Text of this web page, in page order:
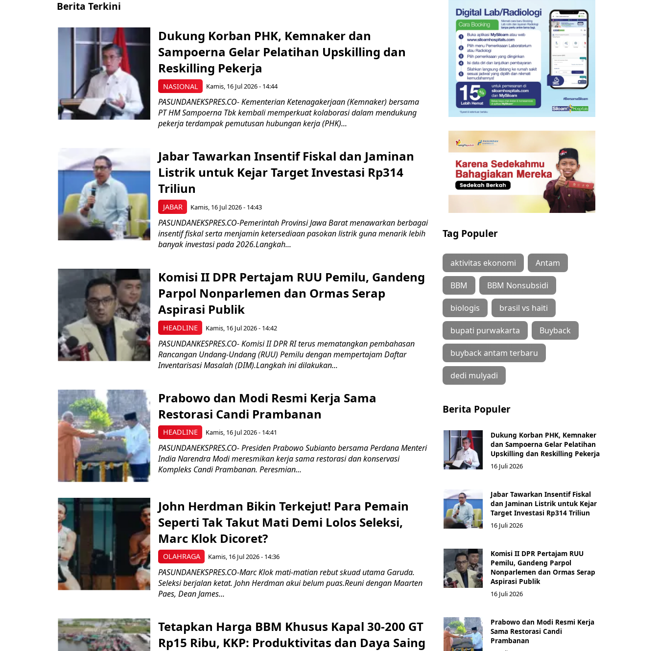
Berita Terkini
NASIONAL
Dukung Korban PHK, Kemnaker dan
Sampoerna Gelar Pelatihan Upskilling dan
Reskilling Pekerja
Kamis, 16 Jul 2026 - 14:44
PASUNDANEKSPRES.CO- Kementerian Ketenagakerjaan (Kemnaker) bersama
PT HM Sampoerna Tbk kembali memperkuat kolaborasi dalam mendukung
pekerja terdampak pemutusan hubungan kerja (PHK)...
JABAR
Jabar Tawarkan Insentif Fiskal dan Jaminan
Listrik untuk Kejar Target Investasi Rp314
Triliun
Kamis, 16 Jul 2026 - 14:43
PASUNDANEKSPRES.CO-Pemerintah Provinsi Jawa Barat menawarkan berbagai
insentif fiskal serta menjamin ketersediaan pasokan listrik guna menarik lebih
banyak investasi pada 2026.Langkah...
HEADLINE
Komisi II DPR Pertajam RUU Pemilu, Gandeng
Parpol Nonparlemen dan Ormas Serap
Aspirasi Publik
Kamis, 16 Jul 2026 - 14:42
PASUNDANKESPRES.CO- Komisi II DPR RI terus mematangkan pembahasan
Rancangan Undang-Undang (RUU) Pemilu dengan mempertajam Daftar
Inventarisasi Masalah (DIM).Langkah ini dilakukan...
HEADLINE
Prabowo dan Modi Resmi Kerja Sama
Restorasi Candi Prambanan
Kamis, 16 Jul 2026 - 14:41
PASUNDANEKSPRES.CO- Presiden Prabowo Subianto bersama Perdana Menteri
India Narendra Modi meresmikan kerja sama restorasi dan konservasi
Kompleks Candi Prambanan. Peresmian...
OLAHRAGA
John Herdman Bikin Terkejut! Para Pemain
Seperti Tak Takut Mati Demi Lolos Seleksi,
Marc Klok Dicoret?
Kamis, 16 Jul 2026 - 14:36
PASUNDANEKSPRES.CO-Marc Klok mati-matian rebut skuad utama Garuda.
Seleksi berjalan ketat. John Herdman akui belum puas.Reuni dengan Maarten
Paes, Dean James...
Tetapkan Harga BBM Khusus Kapal 30-200 GT
Rp15 Ribu, KKP: Produktivitas dan Daya Saing
Tag Populer
aktivitas ekonomi Antam
BBM BBM Nonsubsidi
biologis brasil vs haiti
bupati purwakarta Buyback
buyback antam terbaru
dedi mulyadi
Berita Populer
Dukung Korban PHK, Kemnaker
dan Sampoerna Gelar Pelatihan
Upskilling dan Reskilling Pekerja
16 Juli 2026
Jabar Tawarkan Insentif Fiskal
dan Jaminan Listrik untuk Kejar
Target Investasi Rp314 Triliun
16 Juli 2026
Komisi II DPR Pertajam RUU
Pemilu, Gandeng Parpol
Nonparlemen dan Ormas Serap
Aspirasi Publik
16 Juli 2026
Prabowo dan Modi Resmi Kerja
Sama Restorasi Candi
Prambanan